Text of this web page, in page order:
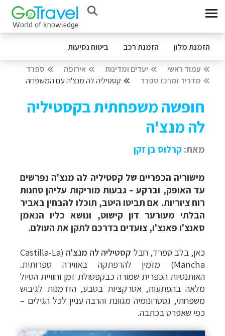
הזמנת מלון הזמנת רכב ביטוח נסיעות
עמוד ראשי יעדים ומדינות אירופה
ספרד
מדריד ומרכז ספרד
קסטיליה לה מנצ'ה עם המשפחה
חופשה משפחתית בקסטיליה
לה מנצ'ה
מאת: קרלוס בן זקן
מישוריה הכפריים של קסטיליה לה מנצ'ה נפרשים
עד האופק, וברקע – גבעות מוריקות עליהן טחנות
רוח ציוריות. אם תביטו היטב, תוכלו להבחין באביר
הבלתי מעורער דון קישוט, ונושא כליו הנאמן
סאנצ'ו פאנצ'ו, צועדים בדרכם לתקן את העולם.
כאן, בלב ספרד, חבל קסטיליה לה מנצ'ה (
Castilla-La
Mancha) מזמין להרפתקה באווירה ספרותית.
האותנטיות הכפרית שמורה כבקפסולת זמן וחוויית הטיול
מלאה בהפתעות, אטרקציות בטבע, הזדמנות לגיבוש
משפחתי, גסטרונומיה מגוונת והרבה עניין לכל הגילים –
כפי שאפרט בכתבה.